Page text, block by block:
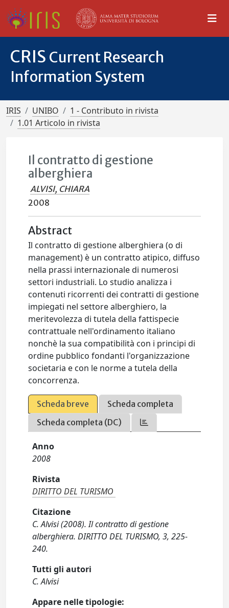
CRIS Current Research
Information System
IRIS UNIBO
1 - Contributo in rivista
1.01 Articolo in rivista
Il contratto di gestione
alberghiera
ALVISI, CHIARA
2008
Abstract
Il contratto di gestione alberghiera (o di
management) è un contratto atipico, diffuso
nella prassi internazionale di numerosi
settori industriali. Lo studio analizza i
contenuti ricorrenti dei contratti di gestione
impiegati nel settore alberghiero, la
meritevolezza di tutela della fattispecie
contrattuale nell'ordinamento italiano
nonchè la sua compatibilità con i principi di
ordine pubblico fondanti l'organizzazione
societaria e con le norme a tutela della
concorrenza.
Scheda breve
Scheda completa
Scheda completa (DC)
Anno
2008
Rivista
DIRITTO DEL TURISMO
Citazione
C. Alvisi (2008). Il contratto di gestione
alberghiera. DIRITTO DEL TURISMO, 3, 225-
240.
Tutti gli autori
C. Alvisi
Appare nelle tipologie: